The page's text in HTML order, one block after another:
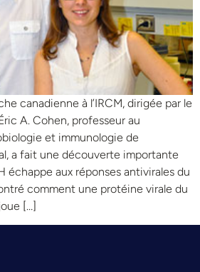
canadienne à l’IRCM, dirigée par le
A. Cohen, professeur au
et immunologie de
a fait une découverte importante
échappe aux réponses antivirales du
comment une protéine virale du
[…]